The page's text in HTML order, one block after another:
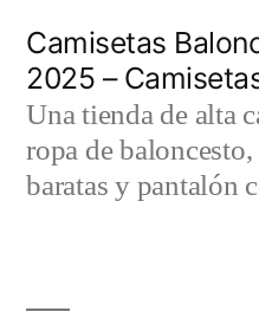
contenido
Camisetas
2025 –
Una tienda de alta
ropa de
baratas y pantalón